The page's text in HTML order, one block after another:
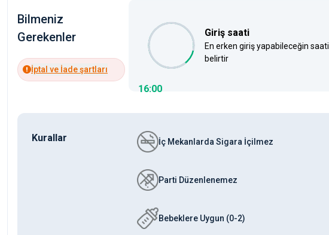
Bilmeniz
Gerekenler
İptal ve İade şartları
16:00
Giriş saati
En erken giriş yapabileceğin saati
belirtir
Kurallar İç Mekanlarda Sigara İçilmez
Parti Düzenlenemez
Bebeklere Uygun (0-2)